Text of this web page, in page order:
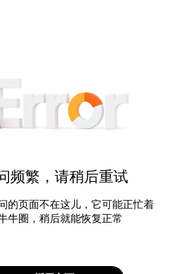
频繁，请稍后重试
的页面不在这儿，它可能正忙着
牛圈，稍后就能恢复正常